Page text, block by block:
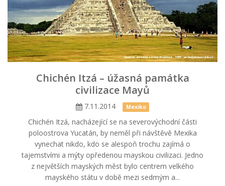
Chichén Itzá – úžasná památka
civilizace Mayů
7.11.2014 Mexiko
Chichén Itzá, nacházející se na severovýchodní části
poloostrova Yucatán, by neměl při návštěvě Mexika
vynechat nikdo, kdo se alespoň trochu zajímá o
tajemstvími a mýty opředenou mayskou civilizaci. Jedno
z největších mayských měst bylo centrem velkého
mayského státu v době mezi sedmým a...